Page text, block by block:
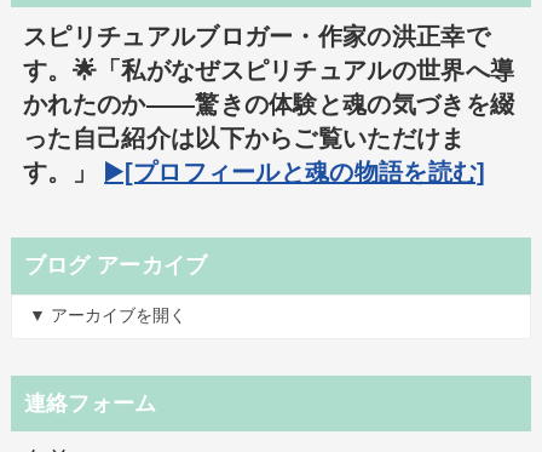
スピリチュアルブロガー・作家の洪正幸で
す。🌟「私がなぜスピリチュアルの世界へ導
かれたのか――驚きの体験と魂の気づきを綴
った自己紹介は以下からご覧いただけま
す。」
▶️[プロフィールと魂の物語を読む]
ブログ アーカイブ
▼ アーカイブを開く
連絡フォーム